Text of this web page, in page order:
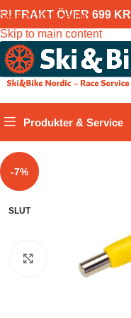
Skip to navigation
Skip to main content
FRAKT ÖVER 699 KR
Produkter & Service
-7%
SLUT
Click to enlarge